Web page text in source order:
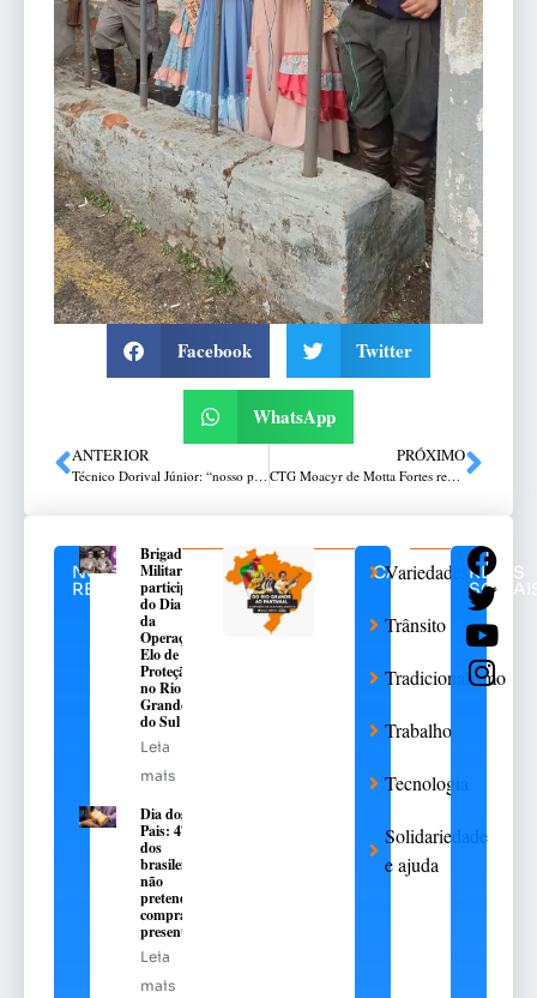
Facebook Twitter
WhatsApp
ANTERIOR
Técnico Dorival Júnior: “nosso pior período na Seleção Brasileira”
PRÓXIMO
CTG Moacyr de Motta Fortes realiza café de chaleira para escolas
NOTÍCIAS
RELACIONADAS
Brigada
Militar
participa
do Dia D
da
Operação
Elo de
Proteção
no Rio
Grande
do Sul
Leia
mais
Dia dos
Pais: 47%
dos
brasileiros
não
pretendem
comprar
presente
Leia
mais
CATEGORIAS
Variedades
Trânsito
Tradicionalismo
Trabalho
Tecnologia
Solidariedade
e ajuda
REDES